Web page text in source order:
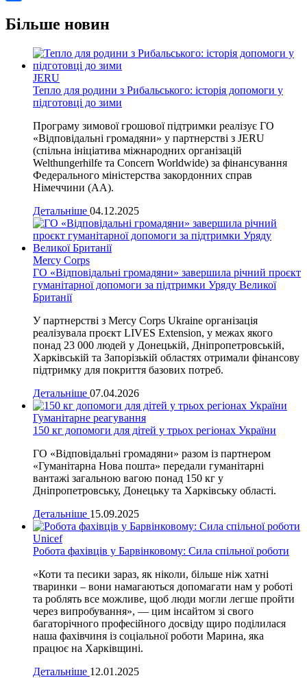
Більше новин
JERU
Тепло для родини з Рибальського: історія допомоги у
підготовці до зими
Програму зимової грошової підтримки реалізує ГО
«Відповідальні громадяни» у партнерстві з JERU
(спільна ініціатива міжнародних організацій
Welthungerhilfe та Concern Worldwide) за фінансування
Федерального міністерства закордонних справ
Німеччини (AA).
Детальніше 04.12.2025
Mercy Corps
ГО «Відповідальні громадяни» завершила річний проєкт
гуманітарної допомоги за підтримки Уряду Великої
Британії
У партнерстві з Mercy Corps Ukraine організація
реалізувала проєкт LIVES Extension, у межах якого
понад 23 000 людей у Донецькій, Дніпропетровській,
Харківській та Запорізькій областях отримали фінансову
підтримку для покриття базових потреб.
Детальніше 07.04.2026
Гуманітарне реагування
150 кг допомоги для дітей у трьох регіонах України
ГО «Відповідальні громадяни» разом із партнером
«Гуманітарна Нова пошта» передали гуманітарні
вантажі загальною вагою понад 150 кг у
Дніпропетровську, Донецьку та Харківську області.
Детальніше 15.09.2025
Unicef
Робота фахівців у Барвінковому: Сила спільної роботи
«Коти та песики зараз, як ніколи, більше ніж хатні
тваринки – вони намагаються допомагати нам у роботі
та роблять все можливе, щоб люди могли легше пройти
через випробування», — цим інсайтом зі свого
багаторічного професійного досвіду щиро поділилася
наша фахівчиня із соціальної роботи Марина, яка
працює на Харківщині.
Детальніше 12.01.2025